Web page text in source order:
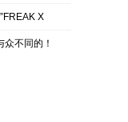
X
不同的！